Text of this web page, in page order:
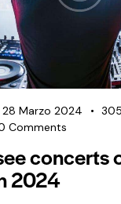
28 Marzo 2024 305
Comments
concerts
2024